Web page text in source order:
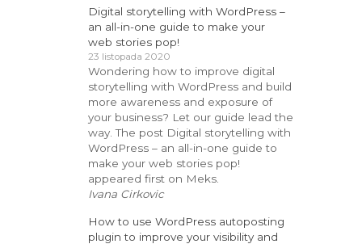
Digital storytelling with WordPress –
an all-in-one guide to make your
web stories pop!
23 listopada 2020
Wondering how to improve digital
storytelling with WordPress and build
more awareness and exposure of
your business? Let our guide lead the
way. The post Digital storytelling with
WordPress – an all-in-one guide to
make your web stories pop!
appeared first on Meks.
Ivana Cirkovic
How to use WordPress autoposting
plugin to improve your visibility and